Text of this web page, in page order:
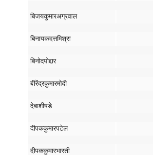
बिजयकुमारअग्रवाल
बिनायकदत्तमिश्रा
बिनोदपोद्दार
बीरेंद्रकुमारमोदी
देबाशीषडे
दीपककुमारपटेल
दीपककुमारभारती